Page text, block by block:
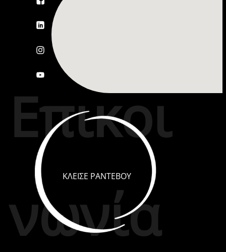
ΚΛΕΙΣΕ ΡΑΝΤΕΒΟΥ
Επικοι
νωνία